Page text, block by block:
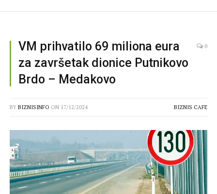
VM prihvatilo 69 miliona eura
za završetak dionice Putnikovo
Brdo – Medakovo
0
BY BIZNISINFO ON 17/12/2024 BIZNIS CAFE